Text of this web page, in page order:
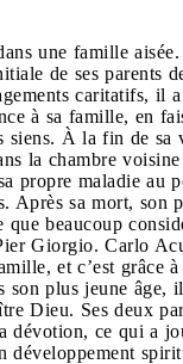
une famille
de ses parents
caritatifs, il
à sa famille, en
siens. À la fin de sa
la chambre
propre maladie au
Après sa mort, son
que beaucoup
Giorgio. Carlo
et c’est grâce
son plus jeune âge,
Dieu. Ses deux
dévotion, ce qui a
développement